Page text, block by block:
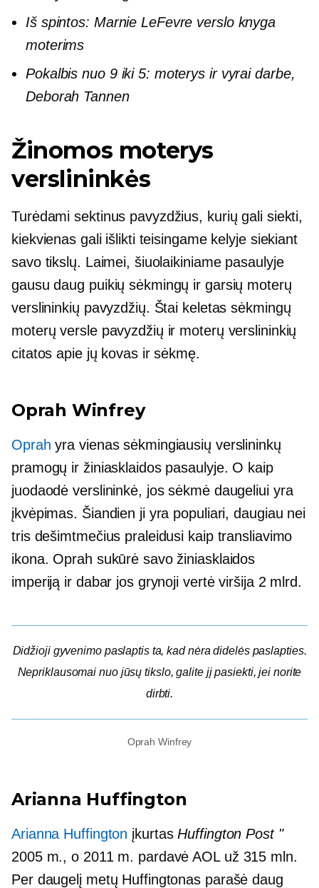
Iš spintos: Marnie LeFevre verslo knyga
moterims
Pokalbis nuo 9 iki 5: moterys ir vyrai darbe,
Deborah Tannen
Žinomos moterys
verslininkės
Turėdami sektinus pavyzdžius, kurių gali siekti,
kiekvienas gali išlikti teisingame kelyje siekiant
savo tikslų. Laimei, šiuolaikiniame pasaulyje
gausu daug puikių sėkmingų ir garsių moterų
verslininkių pavyzdžių. Štai keletas sėkmingų
moterų versle pavyzdžių ir moterų verslininkių
citatos apie jų kovas ir sėkmę.
Oprah Winfrey
Oprah yra vienas sėkmingiausių verslininkų
pramogų ir žiniasklaidos pasaulyje. O kaip
juodaodė verslininkė, jos sėkmė daugeliui yra
įkvėpimas. Šiandien ji yra populiari, daugiau nei
tris dešimtmečius praleidusi kaip transliavimo
ikona. Oprah sukūrė savo žiniasklaidos
imperiją ir dabar jos grynoji vertė viršija 2 mlrd.
Didžioji gyvenimo paslaptis ta, kad nėra didelės paslapties.
Nepriklausomai nuo jūsų tikslo, galite jį pasiekti, jei norite
dirbti.
Oprah Winfrey
Arianna Huffington
Arianna Huffington įkurtasHuffington Post "
2005 m., o 2011 m. pardavė AOL už 315 mln.
Per daugelį metų Huffingtonas parašė daug